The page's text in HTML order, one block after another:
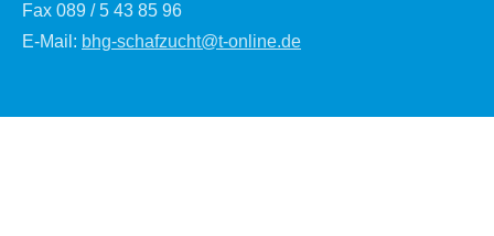
Fax 089 / 5 43 85 96
E-Mail: bhg-schafzucht@t-online.de